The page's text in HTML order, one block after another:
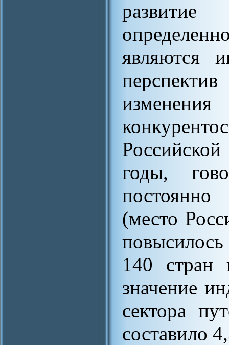
являются
годы,
(место
140
значение
сектора
составило